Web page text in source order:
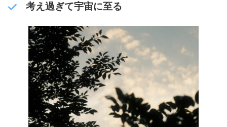
考え過ぎて宇宙に至る